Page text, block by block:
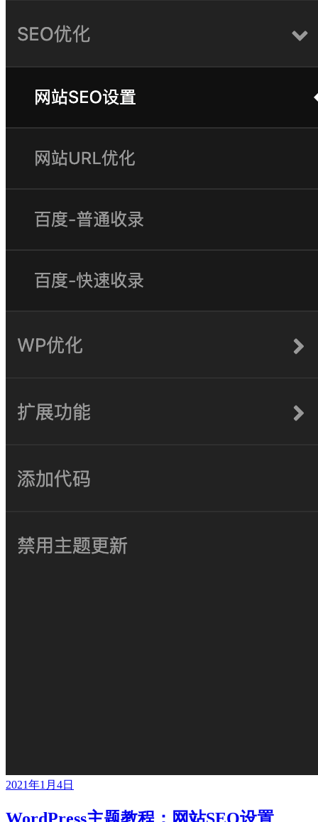
2021年1月4日